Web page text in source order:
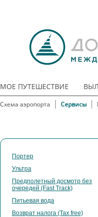
МОЕ ПУТЕШЕСТВИЕ
Схема аэропорта Сервисы
Портер
Ультра
Предполетный досмотр без
очередей (Fast Track)
Питьевая вода
Возврат налога (Tax free)